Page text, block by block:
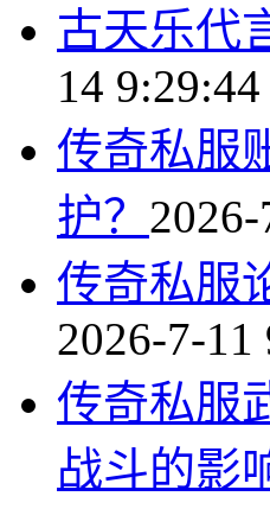
古天乐代
14 9:29:44
传奇私服
护？
传奇私服
2026-7-11
传奇私服
战斗的影